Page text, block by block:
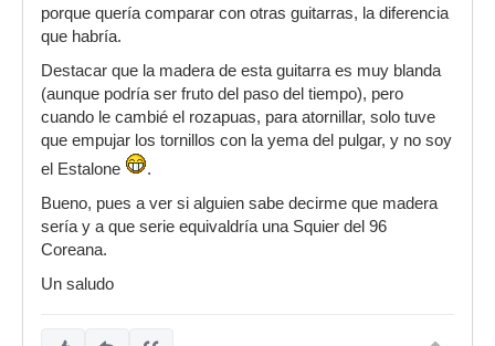
porque quería comparar con otras guitarras, la diferencia
que habría.
Destacar que la madera de esta guitarra es muy blanda
(aunque podría ser fruto del paso del tiempo), pero
cuando le cambié el rozapuas, para atornillar, solo tuve
que empujar los tornillos con la yema del pulgar, y no soy
el Estalone
.
Bueno, pues a ver si alguien sabe decirme que madera
sería y a que serie equivaldría una Squier del 96
Coreana.
Un saludo